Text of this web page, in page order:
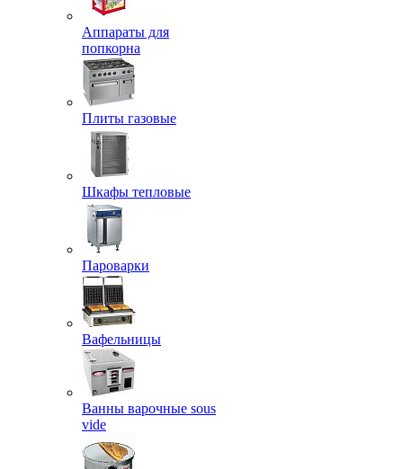
Аппараты для
попкорна
Плиты газовые
Шкафы тепловые
Пароварки
Вафельницы
Ванны варочные sous
vide